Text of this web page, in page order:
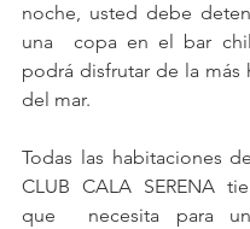
noche, usted debe
una  copa en el bar
podrá disfrutar de la más
del mar.
Todas las habitaciones
CLUB CALA SERENA
que  necesita para